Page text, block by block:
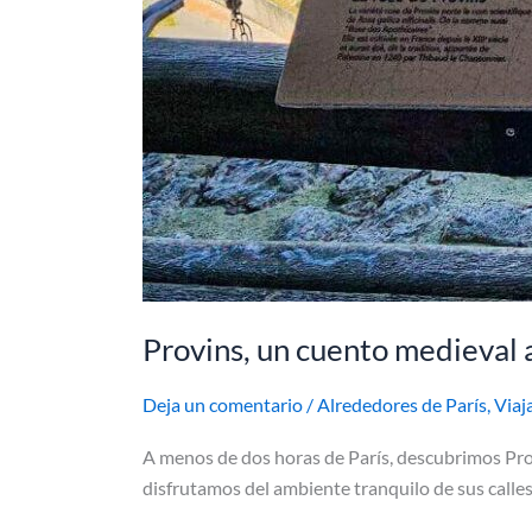
Provins, un cuento medieval
Deja un comentario /Alrededores de París,
A menos de dos horas de París, descubrimos
disfrutamos del ambiente tranquilo de sus